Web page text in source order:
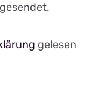
gelesen